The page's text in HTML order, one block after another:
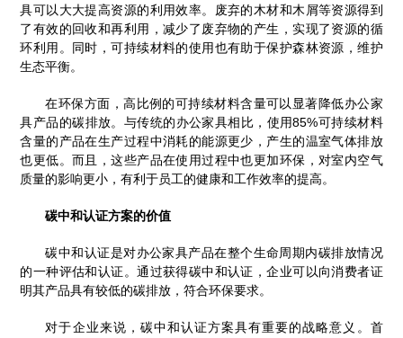
具可以大大提高资源的利用效率。废弃的木材和木屑等资源得到
了有效的回收和再利用，减少了废弃物的产生，实现了资源的循
环利用。同时，可持续材料的使用也有助于保护森林资源，维护
生态平衡。
在环保方面，高比例的可持续材料含量可以显著降低办公家
具产品的碳排放。与传统的办公家具相比，使用85%可持续材料
含量的产品在生产过程中消耗的能源更少，产生的温室气体排放
也更低。而且，这些产品在使用过程中也更加环保，对室内空气
质量的影响更小，有利于员工的健康和工作效率的提高。
碳中和认证方案的价值
碳中和认证是对办公家具产品在整个生命周期内碳排放情况
的一种评估和认证。通过获得碳中和认证，企业可以向消费者证
明其产品具有较低的碳排放，符合环保要求。
对于企业来说，碳中和认证方案具有重要的战略意义。首